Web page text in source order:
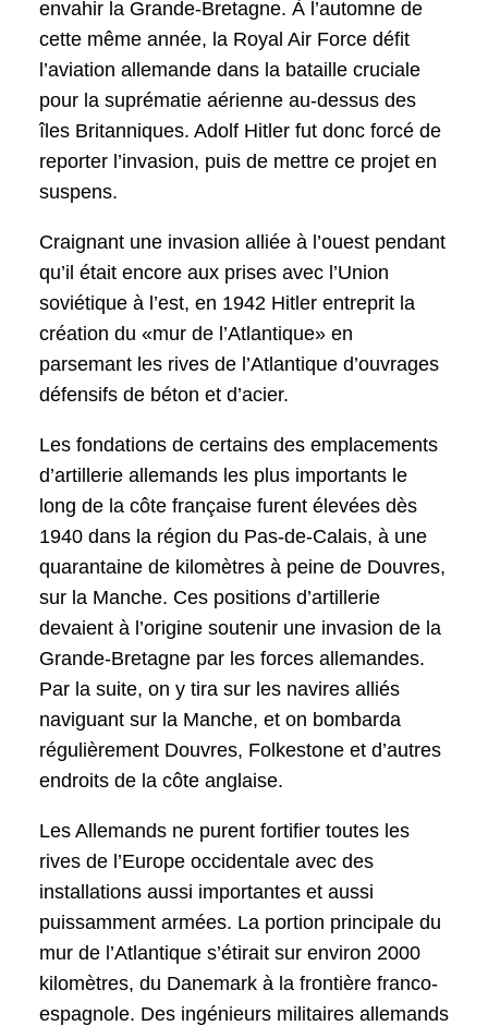
envahir la Grande-Bretagne. À l’automne de
cette même année, la Royal Air Force défit
l’aviation allemande dans la bataille cruciale
pour la suprématie aérienne au-dessus des
îles Britanniques. Adolf Hitler fut donc forcé de
reporter l’invasion, puis de mettre ce projet en
suspens.
Craignant une invasion alliée à l’ouest pendant
qu’il était encore aux prises avec l’Union
soviétique à l’est, en 1942 Hitler entreprit la
création du «mur de l’Atlantique» en
parsemant les rives de l’Atlantique d’ouvrages
défensifs de béton et d’acier.
Les fondations de certains des emplacements
d’artillerie allemands les plus importants le
long de la côte française furent élevées dès
1940 dans la région du Pas-de-Calais, à une
quarantaine de kilomètres à peine de Douvres,
sur la Manche. Ces positions d’artillerie
devaient à l’origine soutenir une invasion de la
Grande-Bretagne par les forces allemandes.
Par la suite, on y tira sur les navires alliés
naviguant sur la Manche, et on bombarda
régulièrement Douvres, Folkestone et d’autres
endroits de la côte anglaise.
Les Allemands ne purent fortifier toutes les
rives de l’Europe occidentale avec des
installations aussi importantes et aussi
puissamment armées. La portion principale du
mur de l’Atlantique s’étirait sur environ 2000
kilomètres, du Danemark à la frontière franco-
espagnole. Des ingénieurs militaires allemands